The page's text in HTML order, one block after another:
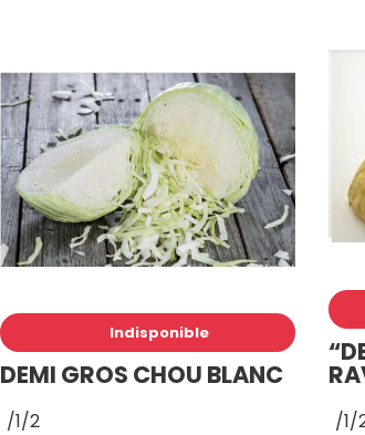
Indisponible
DEMI GROS CHOU BLANC
/1/2 /1/